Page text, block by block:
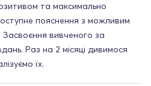
та максимально
пояснення з можливим
Засвоєння вивченого за
Раз на 2 місяці дивимося
їх.